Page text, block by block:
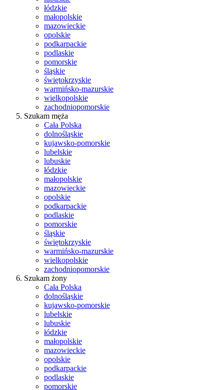
łódzkie
małopolskie
mazowieckie
opolskie
podkarpackie
podlaskie
pomorskie
śląskie
świętokrzyskie
warmińsko-mazurskie
wielkopolskie
zachodniopomorskie
Szukam męża
Cała Polska
dolnośląskie
kujawsko-pomorskie
lubelskie
lubuskie
łódzkie
małopolskie
mazowieckie
opolskie
podkarpackie
podlaskie
pomorskie
śląskie
świętokrzyskie
warmińsko-mazurskie
wielkopolskie
zachodniopomorskie
Szukam żony
Cała Polska
dolnośląskie
kujawsko-pomorskie
lubelskie
lubuskie
łódzkie
małopolskie
mazowieckie
opolskie
podkarpackie
podlaskie
pomorskie